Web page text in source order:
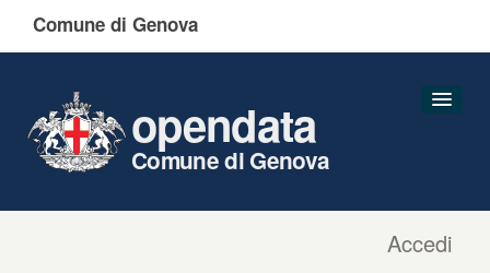
Comune di Genova
Accedi
opendata
Comune di Genova